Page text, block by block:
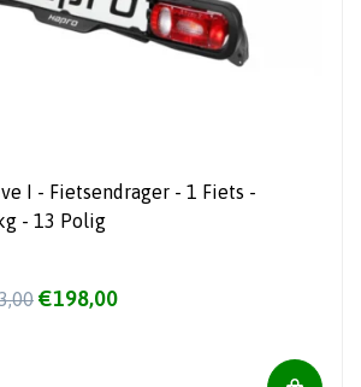
I - Fietsendrager - 1 Fiets -
- 10 kg - 13 Polig
€198,00